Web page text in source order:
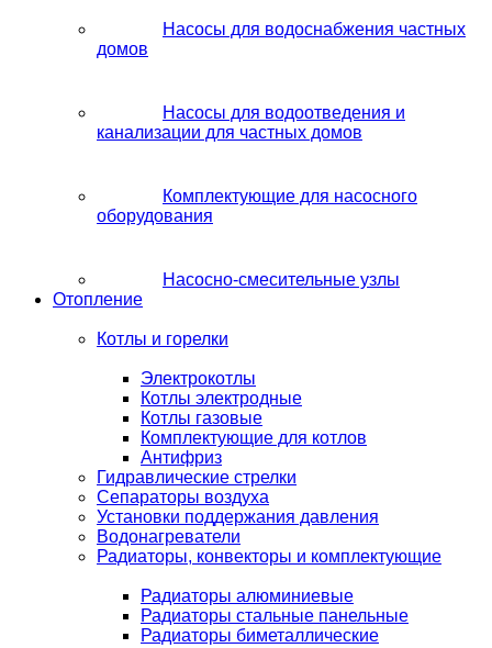
Насосы для водоснабжения частных
домов
Насосы для водоотведения и
канализации для частных домов
Комплектующие для насосного
оборудования
Насосно-смесительные узлы
Отопление
Котлы и горелки
Электрокотлы
Котлы электродные
Котлы газовые
Комплектующие для котлов
Антифриз
Гидравлические стрелки
Сепараторы воздуха
Установки поддержания давления
Водонагреватели
Радиаторы, конвекторы и комплектующие
Радиаторы алюминиевые
Радиаторы стальные панельные
Радиаторы биметаллические